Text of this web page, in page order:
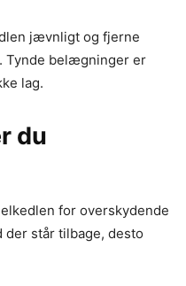
jævnligt og fjerne
Tynde belægninger er
lag.
du
for overskydende
der står tilbage, desto